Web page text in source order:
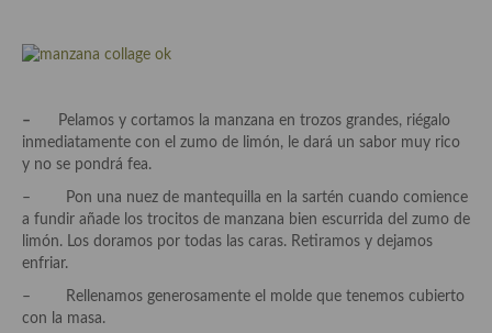
Cocina callejera
Cocinas de España
Cocina Andaluza
Cocina Aragonesa
Cocina Balear
–
Pelamos y cortamos la manzana en trozos grandes, riégalo
inmediatamente con el zumo de limón, le dará un sabor muy rico
y no se pondrá fea.
– Pon una nuez de mantequilla en la sartén cuando comience
a fundir añade los trocitos de manzana bien escurrida del zumo de
limón. Los doramos por todas las caras. Retiramos y dejamos
enfriar.
– Rellenamos generosamente el molde que tenemos cubierto
con la masa.